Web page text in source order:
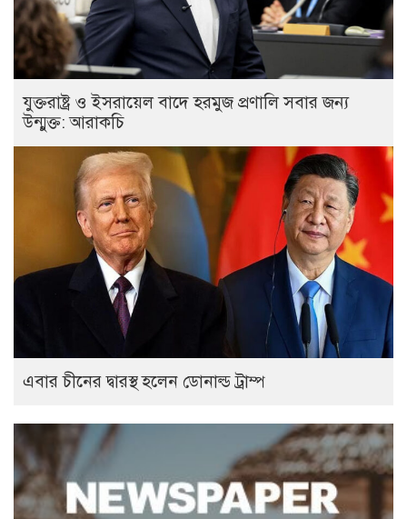
যুক্তরাষ্ট্র ও ইসরায়েল বাদে হরমুজ প্রণালি সবার জন্য
উন্মুক্ত: আরাকচি
এবার চীনের দ্বারস্থ হলেন ডোনাল্ড ট্রাম্প